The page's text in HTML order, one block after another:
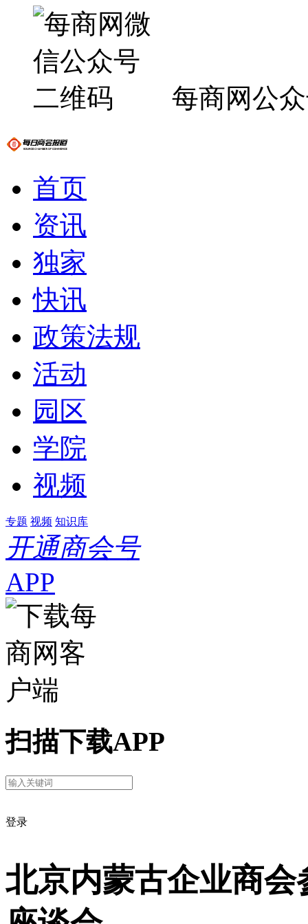
每商网公
首页
资讯
独家
快讯
政策法规
活动
园区
学院
视频
专题 视频 知识库
开通商会号
APP
扫描下载APP
登录
北京内蒙古企业商